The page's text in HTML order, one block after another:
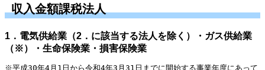
収入金額課税法人
1．電気供給業（2．に該当する法人を除く）・ガス供給業
（※）・生命保険業・損害保険業
※平成30年4月1日から令和4年3月31日までに開始する事業年度にあって